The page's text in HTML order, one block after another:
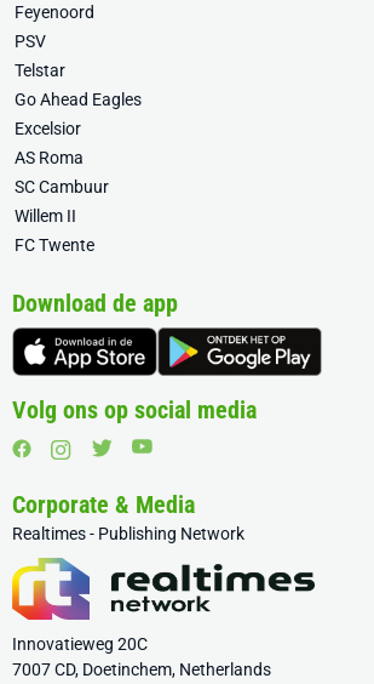
Feyenoord
PSV
Telstar
Go Ahead Eagles
Excelsior
AS Roma
SC Cambuur
Willem II
FC Twente
Download de app
Volg ons op social media
Corporate & Media
Realtimes - Publishing Network
Innovatieweg 20C
7007 CD, Doetinchem, Netherlands